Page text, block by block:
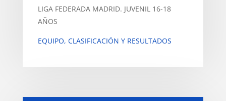
LIGA FEDERADA MADRID. JUVENIL 16-18
AÑOS
EQUIPO, CLASIFICACIÓN Y RESULTADOS